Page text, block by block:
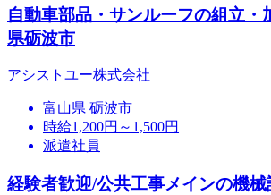
自動車部品・サンルーフの組立・
県砺波市
アシストユー株式会社
富山県 砺波市
時給1,200円～1,500円
派遣社員
経験者歓迎/公共工事メインの機械